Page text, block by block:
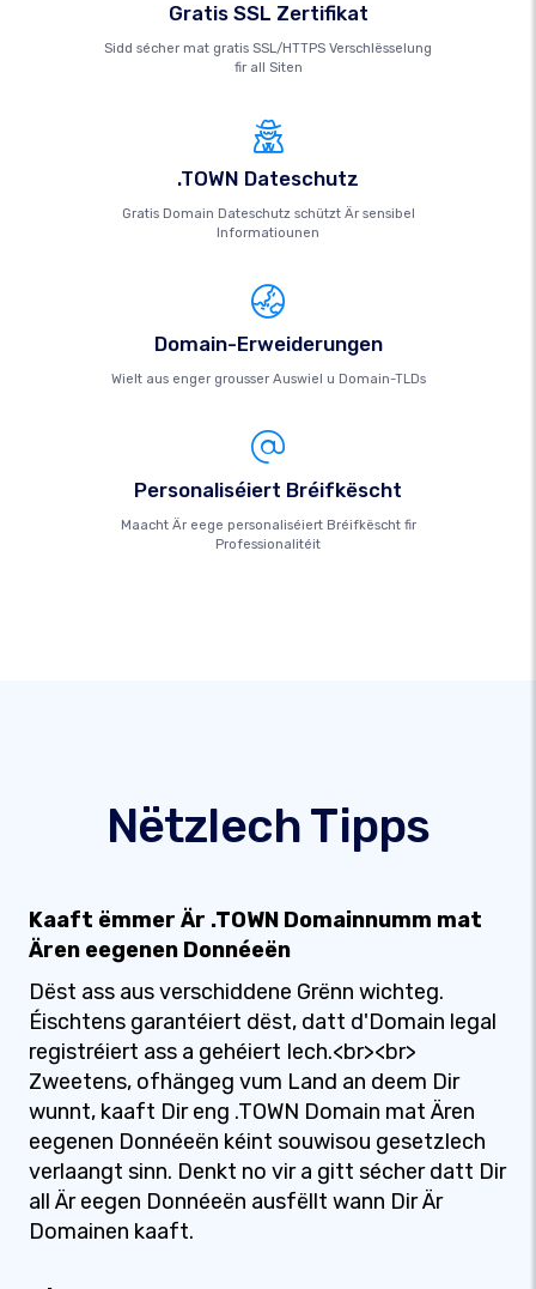
Gratis SSL Zertifikat
Sidd sécher mat gratis SSL/HTTPS Verschlësselung
fir all Siten
.TOWN Dateschutz
Gratis Domain Dateschutz schützt Är sensibel
Informatiounen
Domain-Erweiderungen
Wielt aus enger grousser Auswiel u Domain-TLDs
Personaliséiert Bréifkëscht
Maacht Är eege personaliséiert Bréifkëscht fir
Professionalitéit
Nëtzlech Tipps
Kaaft ëmmer Är .TOWN Domainnumm mat
Ären eegenen Donnéeën
Dëst ass aus verschiddene Grënn wichteg.
Éischtens garantéiert dëst, datt d'Domain legal
registréiert ass a gehéiert Iech.<br><br>
Zweetens, ofhängeg vum Land an deem Dir
wunnt, kaaft Dir eng .TOWN Domain mat Ären
eegenen Donnéeën kéint souwisou gesetzlech
verlaangt sinn. Denkt no vir a gitt sécher datt Dir
all Är eegen Donnéeën ausfëllt wann Dir Är
Domainen kaaft.